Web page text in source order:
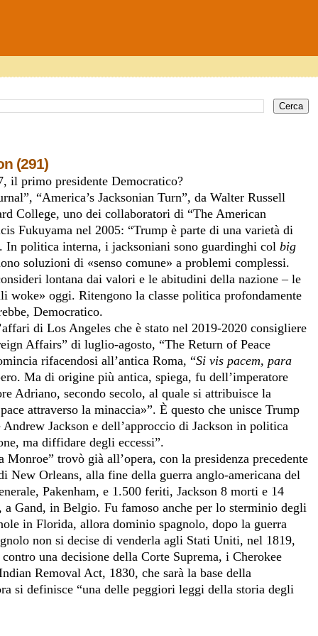
(291)
il primo presidente Democratico?
“America’s Jacksonian Turn”, da Walter Russell
College, uno dei collaboratori di “The American
Fukuyama nel 2005: “Trump è parte di una varietà di
In politica interna, i jacksoniani sono guardinghi colbig
soluzioni di «senso comune» a problemi complessi.
lontana dai valori e le abitudini della nazione – le
woke» oggi. Ritengono la classe politica profondamente
Democratico.
di Los Angeles che è stato nel 2019-2020 consigliere
Affairs” di luglio-agosto, “The Return of Peace
rifacendosi all’antica Roma, “Si vis pacem, para
Ma di origine più antica, spiega, fu dell’imperatore
Adriano, secondo secolo, al quale si attribuisce la
attraverso la minaccia»”. È questo che unisce Trump
Jackson e dell’approccio di Jackson in politica
ma diffidare degli eccessi”.
trovò già all’opera, con la presidenza precedente
New Orleans, alla fine della guerra anglo-americana del
Pakenham, e 1.500 feriti, Jackson 8 morti e 14
Gand, in Belgio. Fu famoso anche per lo sterminio degli
in Florida, allora dominio spagnolo, dopo la guerra
non si decise di venderla agli Stati Uniti, nel 1819,
una decisione della Corte Suprema, i Cherokee
Removal Act, 1830, che sarà la base della
si definisce “una delle peggiori leggi della storia degli